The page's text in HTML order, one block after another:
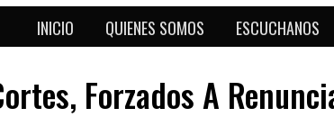
INICIO QUIENES SOMOS ESCUCHANOS
Forzados A